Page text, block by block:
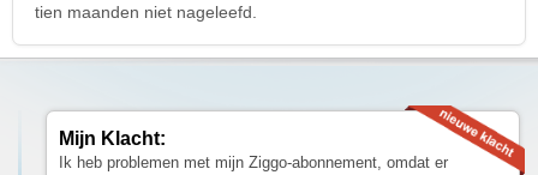
tien maanden niet nageleefd.
Mijn Klacht:
Ik heb problemen met mijn Ziggo-abonnement, omdat er